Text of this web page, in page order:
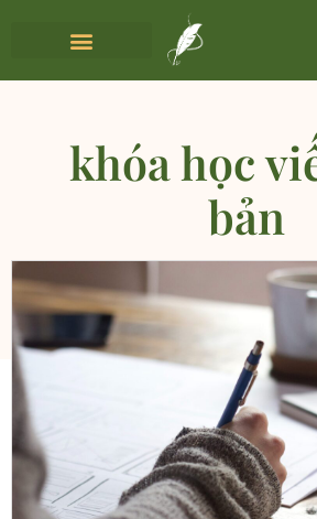
khóa học
bản